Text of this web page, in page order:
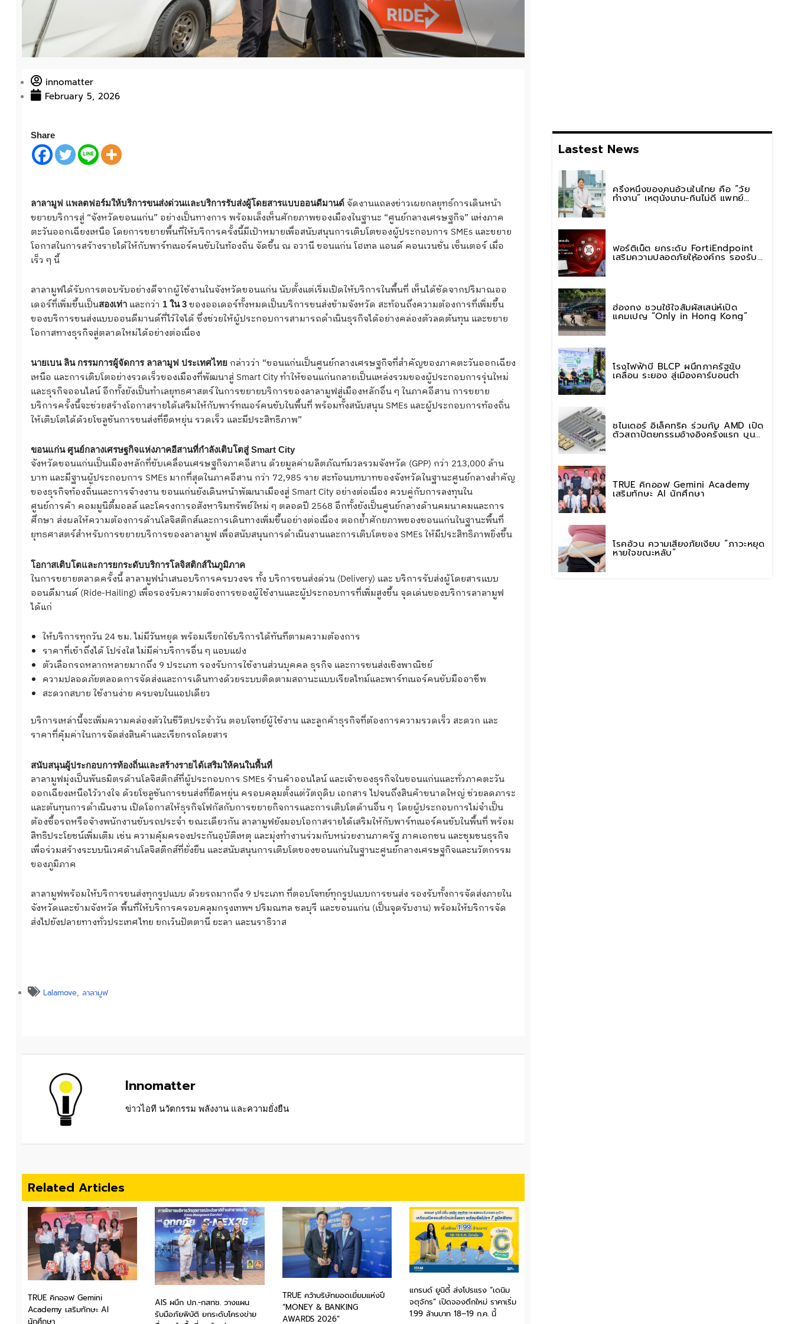
innomatter
February 5, 2026
Share
ลาลามูฟ แพลตฟอร์มให้บริการขนส่งด่วนและบริการรับส่งผู้โดยสารแบบออนดีมานด์จัดงานแถลงข่าวเผยกลยุทธ์การเดินหน้า
ขยายบริการสู่ “จังหวัดขอนแก่น” อย่างเป็นทางการ พร้อมเล็งเห็นศักยภาพของเมืองในฐานะ “ศูนย์กลางเศรษฐกิจ” แห่งภาค
ตะวันออกเฉียงเหนือ โดยการขยายพื้นที่ให้บริการครั้งนี้มีเป้าหมายเพื่อสนับสนุนการเติบโตของผู้ประกอบการ SMEs และขยาย
โอกาสในการสร้างรายได้ให้กับพาร์ทเนอร์คนขับในท้องถิ่น จัดขึ้น ณ อวานี ขอนแก่น โฮเทล แอนด์ คอนเวนชั่น เซ็นเตอร์ เมื่อ
เร็ว ๆ นี้
ลาลามูฟได้รับการตอบรับอย่างดีจากผู้ใช้งานในจังหวัดขอนแก่น นับตั้งแต่เริ่มเปิดให้บริการในพื้นที่ เห็นได้ชัดจากปริมาณออ
เดอร์ที่เพิ่มขึ้นเป็นสองเท่าและกว่า 1 ใน 3ของออเดอร์ทั้งหมดเป็นบริการขนส่งข้ามจังหวัด สะท้อนถึงความต้องการที่เพิ่มขึ้น
ของบริการขนส่งแบบออนดีมานด์ที่ไว้ใจได้ ซึ่งช่วยให้ผู้ประกอบการสามารถดำเนินธุรกิจได้อย่างคล่องตัวลดต้นทุน และขยาย
โอกาสทางธุรกิจสู่ตลาดใหม่ได้อย่างต่อเนื่อง
นายเบน ลิน กรรมการผู้จัดการ ลาลามูฟ ประเทศไทยกล่าวว่า “ขอนแก่นเป็นศูนย์กลางเศรษฐกิจที่สำคัญของภาคตะวันออกเฉียง
เหนือ และการเติบโตอย่างรวดเร็วของเมืองที่พัฒนาสู่ Smart City ทำให้ขอนแก่นกลายเป็นแหล่งรวมของผู้ประกอบการรุ่นใหม่
และธุรกิจออนไลน์ อีกทั้งยังเป็นทำเลยุทธศาสตร์ในการขยายบริการของลาลามูฟสู่เมืองหลักอื่น ๆ ในภาคอีสาน การขยาย
บริการครั้งนี้จะช่วยสร้างโอกาสรายได้เสริมให้กับพาร์ทเนอร์คนขับในพื้นที่ พร้อมทั้งสนับสนุน SMEs และผู้ประกอบการท้องถิ่น
ให้เติบโตได้ด้วยโซลูชันการขนส่งที่ยืดหยุ่น รวดเร็ว และมีประสิทธิภาพ”
ขอนแก่น ศูนย์กลางเศรษฐกิจแห่งภาคอีสานที่กำลังเติบโตสู่Smart City
จังหวัดขอนแก่นเป็นเมืองหลักที่ขับเคลื่อนเศรษฐกิจภาคอีสาน ด้วยมูลค่าผลิตภัณฑ์มวลรวมจังหวัด (GPP) กว่า 213,000 ล้าน
บาท และมีฐานผู้ประกอบการ SMEs มากที่สุดในภาคอีสาน กว่า 72,985 ราย สะท้อนบทบาทของจังหวัดในฐานะศูนย์กลางสำคัญ
ของธุรกิจท้องถิ่นและการจ้างงาน ขอนแก่นยังเดินหน้าพัฒนาเมืองสู่ Smart City อย่างต่อเนื่อง ควบคู่กับการลงทุนใน
ศูนย์การค้า คอมมูนิตี้มอลล์ และโครงการอสังหาริมทรัพย์ใหม่ ๆ ตลอดปี 2568 อีกทั้งยังเป็นศูนย์กลางด้านคมนาคมและการ
ศึกษา ส่งผลให้ความต้องการด้านโลจิสติกส์และการเดินทางเพิ่มขึ้นอย่างต่อเนื่อง ตอกย้ำศักยภาพของขอนแก่นในฐานะพื้นที่
ยุทธศาสตร์สำหรับการขยายบริการของลาลามูฟ เพื่อสนับสนุนการดำเนินงานและการเติบโตของ SMEs ให้มีประสิทธิภาพยิ่งขึ้น
โอกาสเติบโตและการยกระดับบริการโลจิสติกส์ในภูมิภาค
ในการขยายตลาดครั้งนี้ ลาลามูฟนำเสนอบริการครบวงจร ทั้ง บริการขนส่งด่วน (Delivery) และ บริการรับส่งผู้โดยสารแบบ
ออนดีมานด์ (Ride-Hailing) เพื่อรองรับความต้องการของผู้ใช้งานและผู้ประกอบการที่เพิ่มสูงขึ้น จุดเด่นของบริการลาลามูฟ
ได้แก่
ให้บริการทุกวัน 24 ชม. ไม่มีวันหยุด พร้อมเรียกใช้บริการได้ทันทีตามความต้องการ
ราคาที่เข้าถึงได้ โปร่งใส ไม่มีค่าบริการอื่น ๆ แอบแฝง
ตัวเลือกรถหลากหลายมากถึง 9 ประเภท รองรับการใช้งานส่วนบุคคล ธุรกิจ และการขนส่งเชิงพาณิชย์
ความปลอดภัยตลอดการจัดส่งและการเดินทางด้วยระบบติดตามสถานะแบบเรียลไทม์และพาร์ทเนอร์คนขับมืออาชีพ
สะดวกสบาย ใช้งานง่าย ครบจบในแอปเดียว
บริการเหล่านี้จะเพิ่มความคล่องตัวในชีวิตประจำวัน ตอบโจทย์ผู้ใช้งาน และลูกค้าธุรกิจที่ต้องการความรวดเร็ว สะดวก และ
ราคาที่คุ้มค่าในการจัดส่งสินค้าและเรียกรถโดยสาร
สนับสนุนผู้ประกอบการท้องถิ่นและสร้างรายได้เสริมให้คนในพื้นที่
ลาลามูฟมุ่งเป็นพันธมิตรด้านโลจิสติกส์ที่ผู้ประกอบการ SMEs ร้านค้าออนไลน์ และเจ้าของธุรกิจในขอนแก่นและทั่วภาคตะวัน
ออกเฉียงเหนือไว้วางใจ ด้วยโซลูชันการขนส่งที่ยืดหยุ่น ครอบคลุมตั้งแต่วัตถุดิบ เอกสาร ไปจนถึงสินค้าขนาดใหญ่ ช่วยลดภาระ
และต้นทุนการดำเนินงาน เปิดโอกาสให้ธุรกิจโฟกัสกับการขยายกิจการและการเติบโตด้านอื่น ๆ โดยผู้ประกอบการไม่จำเป็น
ต้องซื้อรถหรือจ้างพนักงานขับรถประจำ ขณะเดียวกัน ลาลามูฟยังมอบโอกาสรายได้เสริมให้กับพาร์ทเนอร์คนขับในพื้นที่ พร้อม
สิทธิประโยชน์เพิ่มเติม เช่น ความคุ้มครองประกันอุบัติเหตุ และมุ่งทำงานร่วมกับหน่วยงานภาครัฐ ภาคเอกชน และชุมชนธุรกิจ
เพื่อร่วมสร้างระบบนิเวศด้านโลจิสติกส์ที่ยั่งยืน และสนับสนุนการเติบโตของขอนแก่นในฐานะศูนย์กลางเศรษฐกิจและนวัตกรรม
ของภูมิภาค
ลาลามูฟพร้อมให้บริการขนส่งทุกรูปแบบ ด้วยรถมากถึง 9 ประเภท ที่ตอบโจทย์ทุกรูปแบบการขนส่ง รองรับทั้งการจัดส่งภายใน
จังหวัดและข้ามจังหวัด พื้นที่ให้บริการครอบคลุมกรุงเทพฯ ปริมณฑล ชลบุรี และขอนแก่น (เป็นจุดรับงาน) พร้อมให้บริการจัด
ส่งไปยังปลายทางทั่วประเทศไทย ยกเว้นปัตตานี ยะลา และนราธิวาส
Lalamove, ลาลามูฟ
Innomatter
ข่าวไอที นวัตกรรม พลังงาน และความยั่งยืน
Related Articles
TRUE คิกออฟ Gemini
Academy เสริมทักษะ AI
นักศึกษา
AIS ผนึก ปภ.-กสทช. วางแผน
รับมือภัยพิบัติ ยกระดับโครงข่าย
TRUE คว้าบริษัทยอดเยี่ยมแห่งปี
“MONEY & BANKING
AWARDS 2026”
แกรนด์ ยูนิตี้ ส่งโปรแรง “เดนิม
จตุจักร” เปิดจองตึกใหม่ ราคาเริ่ม
1.99 ล้านบาท 18–19 ก.ค. นี้
Lastest News
ครึ่งหนึ่งของคนอ้วนในไทย คือ “วัย
ทำงาน” เหตุนั่งนาน-กินไม่ดี แพทย์
รพ.วิมุต พหลโยธิน เตือน “อย่าดูแค่เลข
ฟอร์ติเน็ต ยกระดับ FortiEndpoint
เสริมความปลอดภัยให้องค์กร รองรับ
ฮ่องกง ชวนใช้ใจสัมผัสเสน่ห์เปิด
แคมเปญ “Only in Hong Kong”
โรงไฟฟ้าบี BLCP ผนึกภาครัฐขับ
เคลื่อน ระยอง สู่เมืองคาร์บอนต่ำ
ชไนเดอร์ อิเล็คทริค ร่วมกับ AMD เปิด
ตัวสถาปัตยกรรมอ้างอิงครั้งแรก บน
แพลตฟอร์ม “Helios” เร่งการติดตั้งใช้
TRUE คิกออฟ Gemini Academy
เสริมทักษะ AI นักศึกษา
โรคอ้วน ความเสี่ยงภัยเงียบ “ภาวะหยุด
หายใจขณะหลับ”